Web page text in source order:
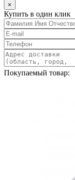
×
Купить в один клик
Покупаемый товар: